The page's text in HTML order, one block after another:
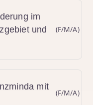
im
und
(F/M/A)
mit
(F/M/A)